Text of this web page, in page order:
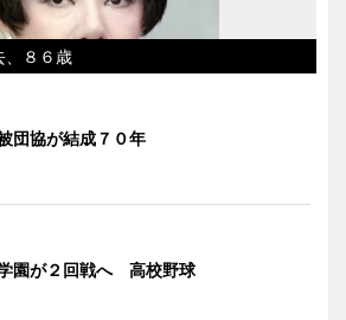
、８６歳
団協が結成７０年
園が２回戦へ 高校野球